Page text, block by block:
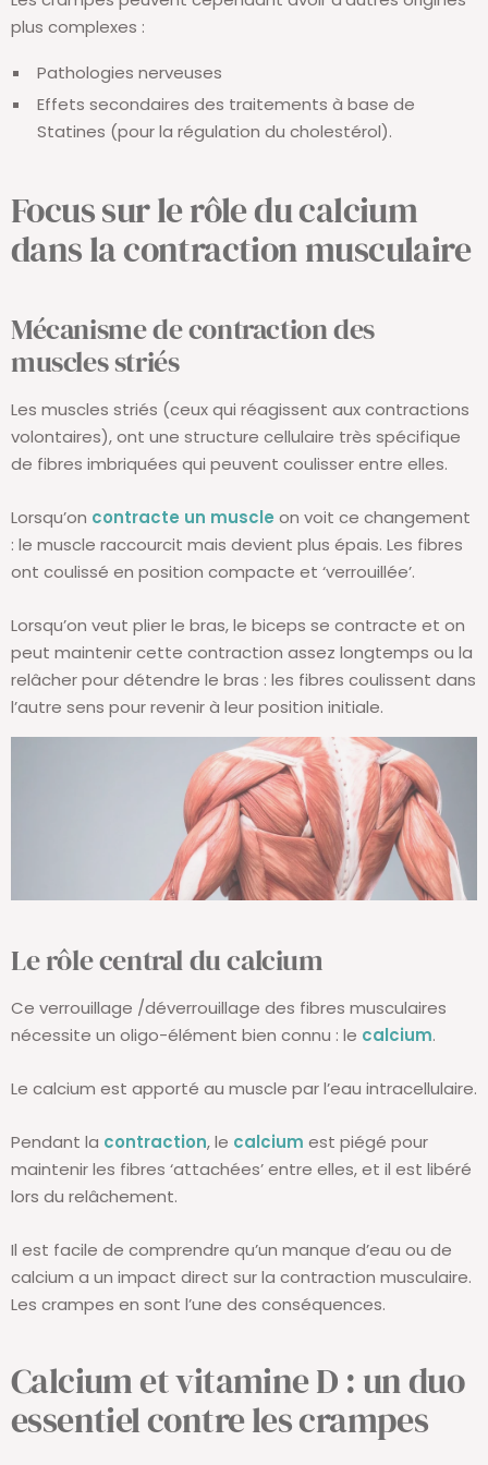
plus complexes :
Pathologies nerveuses
Effets secondaires des traitements à base de
Statines (pour la régulation du cholestérol).
Focus sur le rôle du calcium
dans la contraction musculaire
Mécanisme de contraction des
muscles striés
Les muscles striés (ceux qui réagissent aux contractions
volontaires), ont une structure cellulaire très spécifique
de fibres imbriquées qui peuvent coulisser entre elles.
Lorsqu’on contracte un muscle on voit ce changement
: le muscle raccourcit mais devient plus épais. Les fibres
ont coulissé en position compacte et ‘verrouillée’.
Lorsqu’on veut plier le bras, le biceps se contracte et on
peut maintenir cette contraction assez longtemps ou la
relâcher pour détendre le bras : les fibres coulissent dans
l’autre sens pour revenir à leur position initiale.
Le rôle central du calcium
Ce verrouillage /déverrouillage des fibres musculaires
nécessite un oligo-élément bien connu : le calcium.
Le calcium est apporté au muscle par l’eau intracellulaire.
Pendant la contraction, le calcium est piégé pour
maintenir les fibres ‘attachées’ entre elles, et il est libéré
lors du relâchement.
Il est facile de comprendre qu’un manque d’eau ou de
calcium a un impact direct sur la contraction musculaire.
Les crampes en sont l’une des conséquences.
Calcium et vitamine D : un duo
essentiel contre les crampes